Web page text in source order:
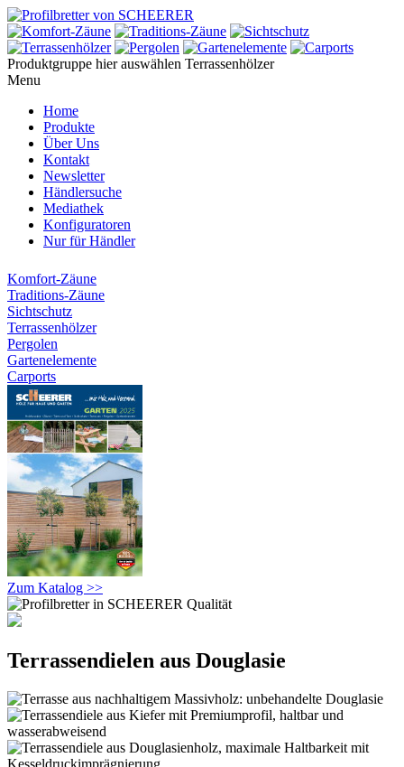
Produktgruppe hier auswählen Terrassenhölzer
Menu
Home
Produkte
Über Uns
Kontakt
Newsletter
Händlersuche
Mediathek
Konfiguratoren
Nur für Händler
Komfort-Zäune
Traditions-Zäune
Sichtschutz
Terrassenhölzer
Pergolen
Gartenelemente
Carports
Zum Katalog >>
Terrassendielen aus Douglasie